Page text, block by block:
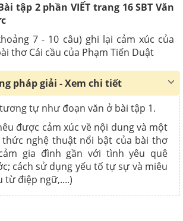
tập 2 phần VIẾT trang 16 SBT Văn
7 - 10 câu) ghi lại cảm xúc của
thơ Cái cầu của Phạm Tiến Duật
pháp giải - Xem chi tiết
tự như đoạn văn ở bài tập 1.
được cảm xúc về nội dung và một
nghệ thuật nổi bật của bài thơ
gia đình gần với tình yêu quê
cách sử dụng yếu tố tự sự và miêu
từ điệp ngữ,....)